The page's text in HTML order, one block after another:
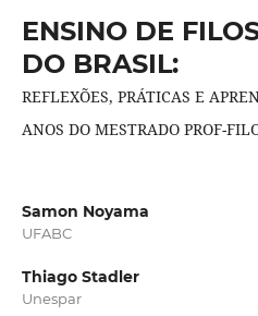
ENSINO DE
DO BRASIL:
REFLEXÕES, PRÁTICAS E
ANOS DO MESTRADO PROF-
Samon Noyama
UFABC
Thiago Stadler
Unespar